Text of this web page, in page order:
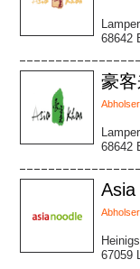
68642
豪
68642
Asia
67059